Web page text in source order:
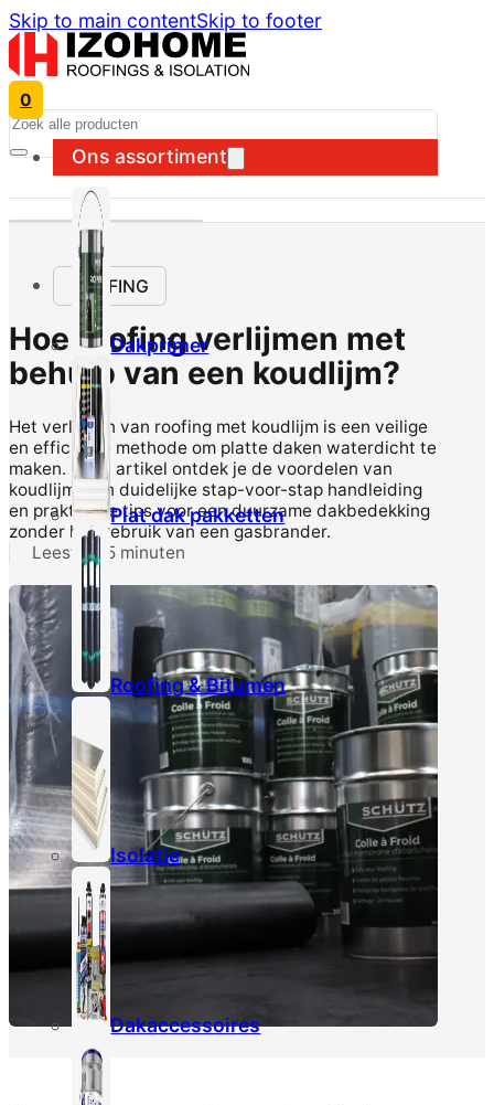
Skip to main contentSkip to footer
0
Ons assortiment
Dakprimer
Plat dak pakketten
Roofing & Bitumen
Isolatie
Dakaccessoires
Search
ROOFING
Hoe roofing verlijmen met
behulp van een koudlijm?
Het verlijmen van roofing met koudlijm is een veilige
en efficiënte methode om platte daken waterdicht te
maken. In dit artikel ontdek je de voordelen van
koudlijm, een duidelijke stap-voor-stap handleiding
en praktische tips voor een duurzame dakbedekking
zonder het gebruik van een gasbrander.
Leestijd: 5 minuten